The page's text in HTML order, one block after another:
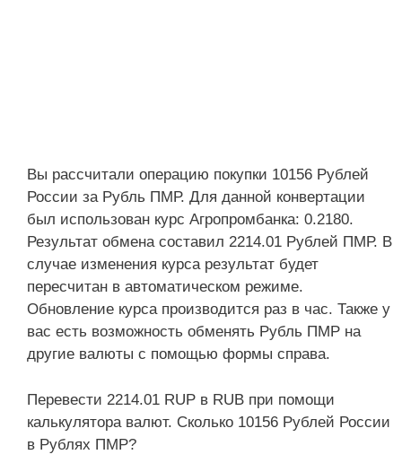
Вы рассчитали операцию покупки 10156 Рублей
России за Рубль ПМР. Для данной конвертации
был использован курс Агропромбанка: 0.2180.
Результат обмена составил 2214.01 Рублей ПМР. В
случае изменения курса результат будет
пересчитан в автоматическом режиме.
Обновление курса производится раз в час. Также у
вас есть возможность обменять Рубль ПМР на
другие валюты с помощью формы справа.
Перевести 2214.01 RUP в RUB при помощи
калькулятора валют. Сколько 10156 Рублей России
в Рублях ПМР?